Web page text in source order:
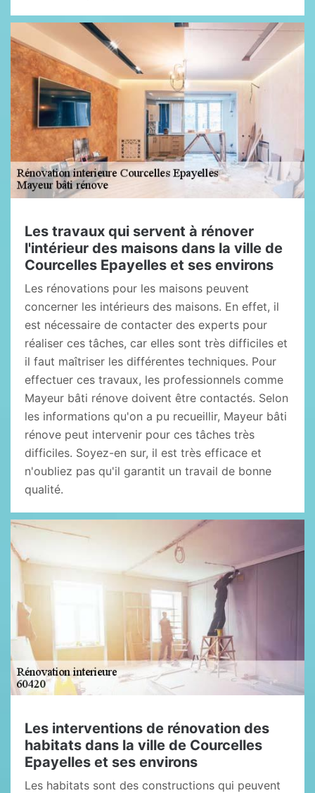
Les travaux qui servent à rénover
l'intérieur des maisons dans la ville de
Courcelles Epayelles et ses environs
Les rénovations pour les maisons peuvent
concerner les intérieurs des maisons. En effet, il
est nécessaire de contacter des experts pour
réaliser ces tâches, car elles sont très difficiles et
il faut maîtriser les différentes techniques. Pour
effectuer ces travaux, les professionnels comme
Mayeur bâti rénove doivent être contactés. Selon
les informations qu'on a pu recueillir, Mayeur bâti
rénove peut intervenir pour ces tâches très
difficiles. Soyez-en sur, il est très efficace et
n'oubliez pas qu'il garantit un travail de bonne
qualité.
Les interventions de rénovation des
habitats dans la ville de Courcelles
Epayelles et ses environs
Les habitats sont des constructions qui peuvent